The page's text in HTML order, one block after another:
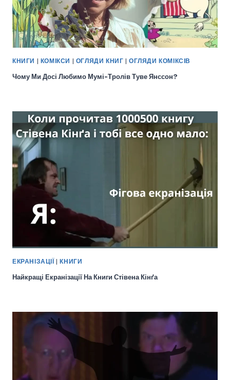
КНИГИ | КОМІКСИ | ОГЛЯДИ КНИГ |ОГЛЯДИ КОМІКСІВ
Чому Ми Досі Любимо Мумі-Тролів Туве Янссон?
ЕКРАНІЗАЦІЇ |КНИГИ
Найкращі Екранізації На Книги Стівена Кінґа